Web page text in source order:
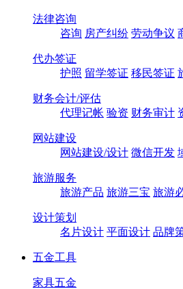
法律咨询
咨询 房产纠纷 劳动争议
代办签证
护照 留学签证 移民签证
财务会计/评估
代理记帐 验资 财务审计
网站建设
网站建设/设计 微信开发
旅游服务
旅游产品 旅游三宝 旅游
设计策划
名片设计 平面设计 品牌
五金工具
家具五金